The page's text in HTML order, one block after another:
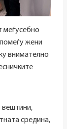
меѓусебно
жени
внимателно
вештини,
средина,